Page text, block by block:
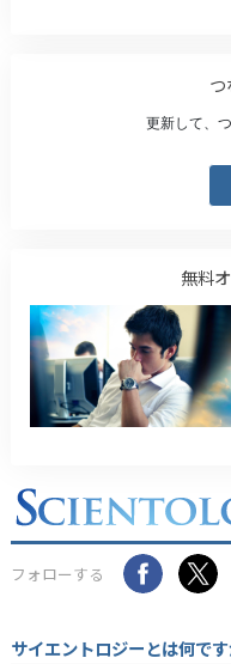
更新して、
無料
フォローする
サイエントロジーとは何で